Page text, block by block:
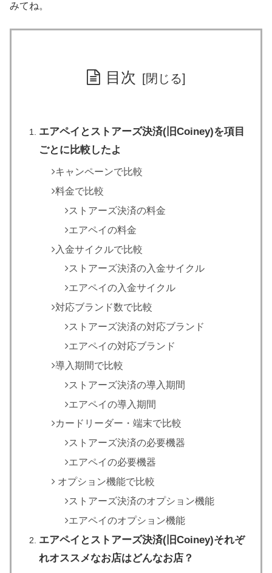
みてね。
目次
エアペイとストアーズ決済(旧Coiney)を項目
ごとに比較したよ
キャンペーンで比較
料金で比較
ストアーズ決済の料金
エアペイの料金
入金サイクルで比較
ストアーズ決済の入金サイクル
エアペイの入金サイクル
対応ブランド数で比較
ストアーズ決済の対応ブランド
エアペイの対応ブランド
導入期間で比較
ストアーズ決済の導入期間
エアペイの導入期間
カードリーダー・端末で比較
ストアーズ決済の必要機器
エアペイの必要機器
オプション機能で比較
ストアーズ決済のオプション機能
エアペイのオプション機能
エアペイとストアーズ決済(旧Coiney)それぞ
れオススメなお店はどんなお店？